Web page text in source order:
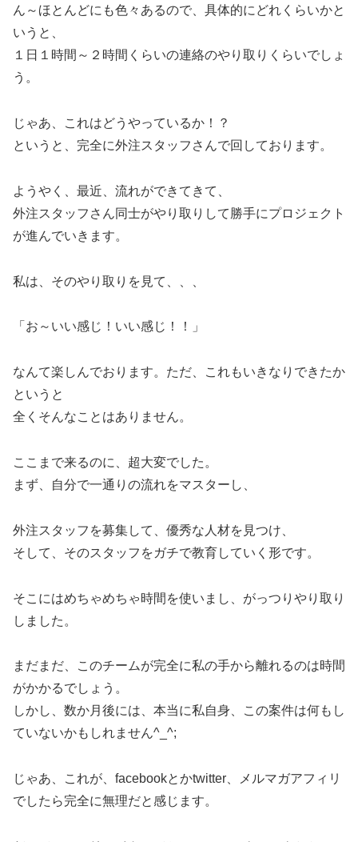
ん～ほとんどにも色々あるので、具体的にどれくらいかと
いうと、
１日１時間～２時間くらいの連絡のやり取りくらいでしょ
う。
じゃあ、これはどうやっているか！？
というと、完全に外注スタッフさんで回しております。
ようやく、最近、流れができてきて、
外注スタッフさん同士がやり取りして勝手にプロジェクト
が進んでいきます。
私は、そのやり取りを見て、、、
「お～いい感じ！いい感じ！！」
なんて楽しんでおります。ただ、これもいきなりできたか
というと
全くそんなことはありません。
ここまで来るのに、超大変でした。
まず、自分で一通りの流れをマスターし、
外注スタッフを募集して、優秀な人材を見つけ、
そして、そのスタッフをガチで教育していく形です。
そこにはめちゃめちゃ時間を使いまし、がっつりやり取り
しました。
まだまだ、このチームが完全に私の手から離れるのは時間
がかかるでしょう。
しかし、数か月後には、本当に私自身、この案件は何もし
ていないかもしれません^_^;
じゃあ、これが、facebookとかtwitter、メルマガアフィリ
でしたら完全に無理だと感じます。